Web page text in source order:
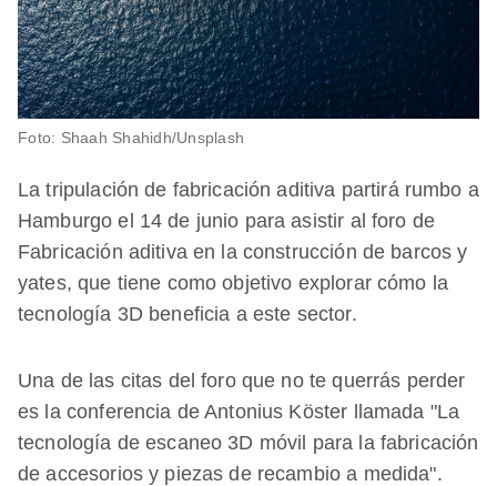
Foto: Shaah Shahidh/Unsplash
La tripulación de fabricación aditiva partirá rumbo a
Hamburgo el 14 de junio para asistir al foro de
Fabricación aditiva en la construcción de barcos y
yates, que tiene como objetivo explorar cómo la
tecnología 3D beneficia a este sector.
Una de las citas del foro que no te querrás perder
es la conferencia de Antonius Köster llamada "La
tecnología de escaneo 3D móvil para la fabricación
de accesorios y piezas de recambio a medida".